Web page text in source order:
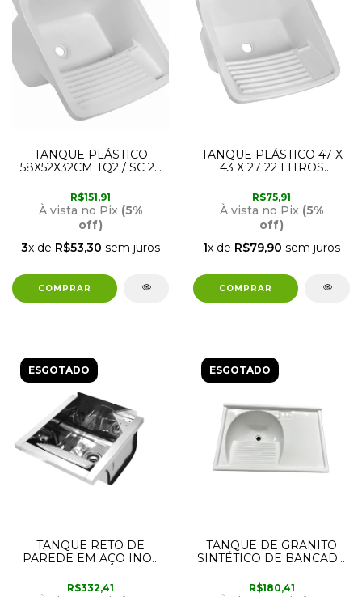
TANQUE PLÁSTICO
58X52X32CM TQ2 / SC 24
R$151,91
À vista no Pix (5%
off)
3x de R$53,30 sem juros
TANQUE PLÁSTICO 47 X
43 X 27 22 LITROS
R$75,91
À vista no Pix (5%
off)
1x de R$79,90 sem juros
ESGOTADO
TANQUE RETO DE
PAREDE EM AÇO INOX
44CM X 48CM X 26CM
R$332,41
ESGOTADO
TANQUE DE GRANITO
SINTÉTICO DE BANCADA
RORATO
R$180,41